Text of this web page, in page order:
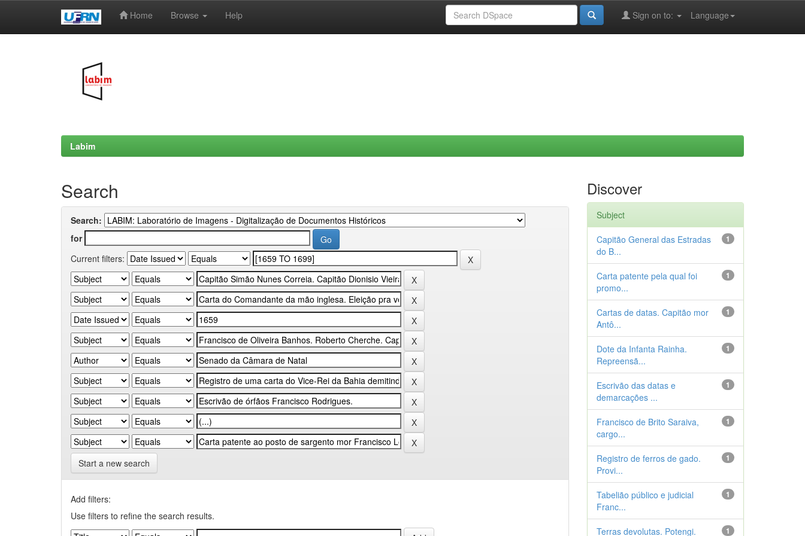
Home Browse Help Language
Sign on to:
Labim
Search
Search:
for
Current filters:
Start a new search
Add filters:
Use filters to refine the search results.
Discover
Subject
1
Capitão General das Estradas
do B...
1
Carta patente pela qual foi
promo...
1
Cartas de datas. Capitão mor
Antô...
1
Dote da Infanta Rainha.
Repreensã...
1
Escrivão das datas e
demarcações ...
1
Francisco de Brito Saraiva,
cargo...
1
Registro de ferros de gado.
Provi...
1
Tabelião público e judicial
Franc...
1
Terras devolutas. Potengi.